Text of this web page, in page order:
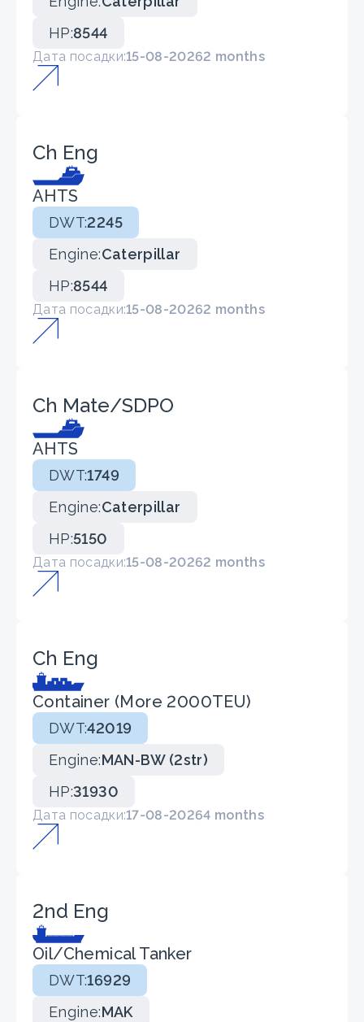
HP:8544
Дата посадки:15-08-20262 months
Ch Eng
AHTS
DWT:2245
Engine:Caterpillar
HP:8544
Дата посадки:15-08-20262 months
Ch Mate/SDPO
AHTS
DWT:1749
Engine:Caterpillar
HP:5150
Дата посадки:15-08-20262 months
Ch Eng
Container (More 2000TEU)
DWT:42019
Engine:MAN-BW (2str)
HP:31930
Дата посадки:17-08-20264 months
2nd Eng
Oil/Chemical Tanker
DWT:16929
Engine:MAK